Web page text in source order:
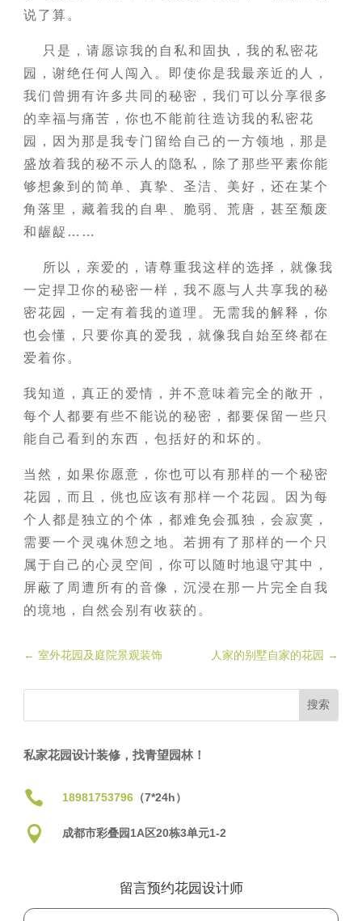
说了算。
只是，请愿谅我的自私和固执，我的私密花
园，谢绝任何人闯入。即使你是我最亲近的人，
我们曾拥有许多共同的秘密，我们可以分享很多
的幸福与痛苦，你也不能前往造访我的私密花
园，因为那是我专门留给自己的一方领地，那是
盛放着我的秘不示人的隐私，除了那些平素你能
够想象到的简单、真挚、圣洁、美好，还在某个
角落里，藏着我的自卑、脆弱、荒唐，甚至颓废
和龌龊……
所以，亲爱的，请尊重我这样的选择，就像我
一定捍卫你的秘密一样，我不愿与人共享我的秘
密花园，一定有着我的道理。无需我的解释，你
也会懂，只要你真的爱我，就像我自始至终都在
爱着你。
我知道，真正的爱情，并不意味着完全的敞开，
每个人都要有些不能说的秘密，都要保留一些只
能自己看到的东西，包括好的和坏的。
当然，如果你愿意，你也可以有那样的一个秘密
花园，而且，佻也应该有那样一个花园。因为每
个人都是独立的个体，都难免会孤独，会寂寞，
需要一个灵魂休憩之地。若拥有了那样的一个只
属于自己的心灵空间，你可以随时地退守其中，
屏蔽了周遭所有的音像，沉浸在那一片完全自我
的境地，自然会别有收获的。
←室外花园及庭院景观装饰 人家的别墅自家的花园 →
私家花园设计装修，找青望园林！
 18981753796（7*24h）
 成都市彩叠园1A区20栋3单元1-2
留言预约花园设计师